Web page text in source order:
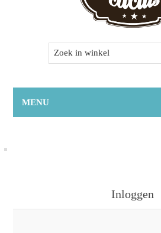
MENU
Inloggen